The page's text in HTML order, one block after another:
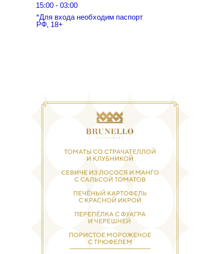
15:00 - 03:00
*Для входа необходим паспорт
РФ, 18+